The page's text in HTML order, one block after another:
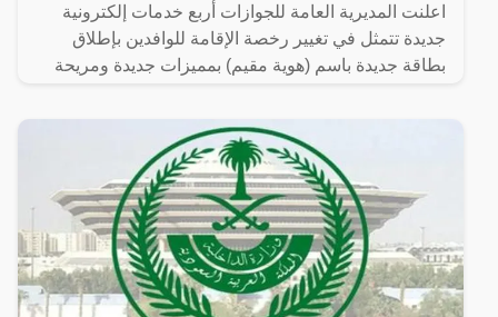
اعلنت المديرية العامة للجوازات أربع خدمات إلكترونية
جديدة تتمثل في تغيير رخصة الإقامة للوافدين بإطلاق
بطاقة جديدة باسم (هوية مقيم) بمميزات جديدة ومريحة